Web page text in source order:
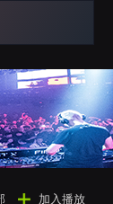
加入播放